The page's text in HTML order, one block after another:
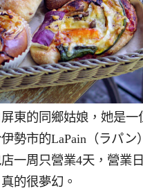
東的同鄉姑娘，她是
勢市的LaPain（ラパ
一周只營業4天，營業
的很夢幻。